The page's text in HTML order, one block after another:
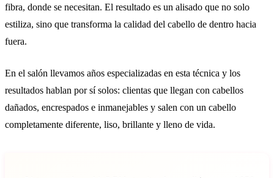
fibra, donde se necesitan. El resultado es un alisado que no solo
estiliza, sino que transforma la calidad del cabello de dentro hacia
fuera.
En el salón llevamos años especializadas en esta técnica y los
resultados hablan por sí solos: clientas que llegan con cabellos
dañados, encrespados e inmanejables y salen con un cabello
completamente diferente, liso, brillante y lleno de vida.